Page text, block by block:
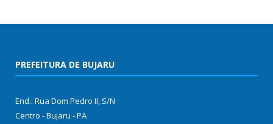
PREFEITURA DE BUJARU
End.: Rua Dom Pedro II, S/N
Centro - Bujaru - PA